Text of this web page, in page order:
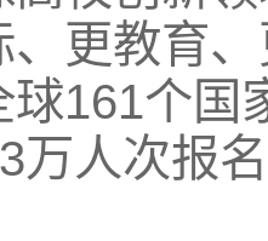
更教育
161个国
万人次报